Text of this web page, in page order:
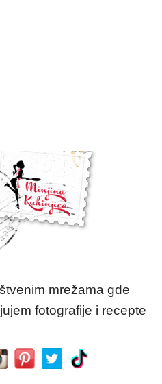
mrežama gde
fotografije i recepte